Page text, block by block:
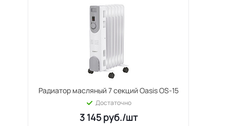
Радиатор масляный 7 секций Oasis OS-15
Достаточно
3 145руб./шт